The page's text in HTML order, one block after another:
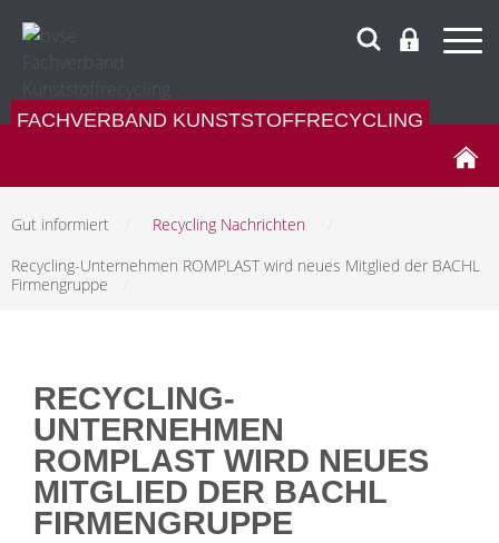
FACHVERBAND KUNSTSTOFFRECYCLING
Gut informiert Recycling Nachrichten
Recycling-Unternehmen ROMPLAST wird neues Mitglied der BACHL
Firmengruppe
RECYCLING-
UNTERNEHMEN
ROMPLAST WIRD NEUES
MITGLIED DER BACHL
FIRMENGRUPPE